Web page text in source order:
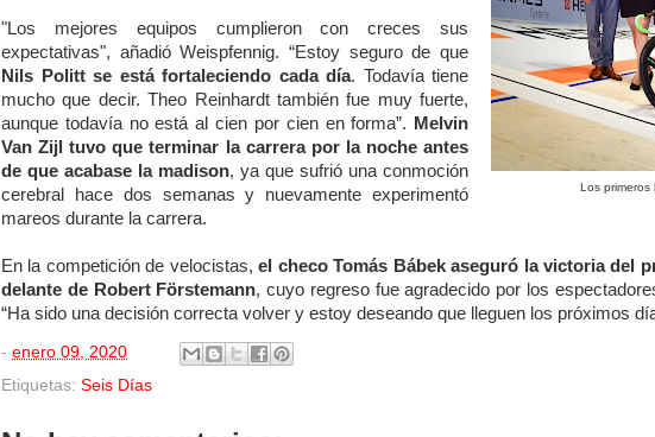
Los primeros
"Los mejores equipos cumplieron con creces sus
expectativas", añadió Weispfennig. “Estoy seguro de que
Nils Politt se está fortaleciendo cada día. Todavía tiene
mucho que decir. Theo Reinhardt también fue muy fuerte,
aunque todavía no está al cien por cien en forma”.
Melvin
Van Zijl tuvo que terminar la carrera por la noche antes
de que acabase la madison, ya que sufrió una conmoción
cerebral hace dos semanas y nuevamente experimentó
mareos durante la carrera.
En la competición de velocistas,el checo Tomás Bábek aseguró la victoria del
delante de Robert Förstemann, cuyo regreso fue agradecido por los
“Ha sido una decisión correcta volver y estoy deseando que lleguen los próximos
- enero 09, 2020
Etiquetas: Seis Días